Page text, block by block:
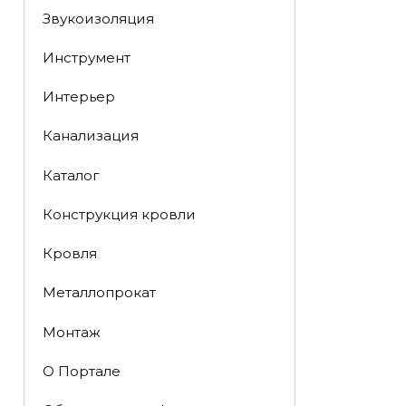
Звукоизоляция
Инструмент
Интерьер
Канализация
Каталог
Конструкция кровли
Кровля
Металлопрокат
Монтаж
О Портале